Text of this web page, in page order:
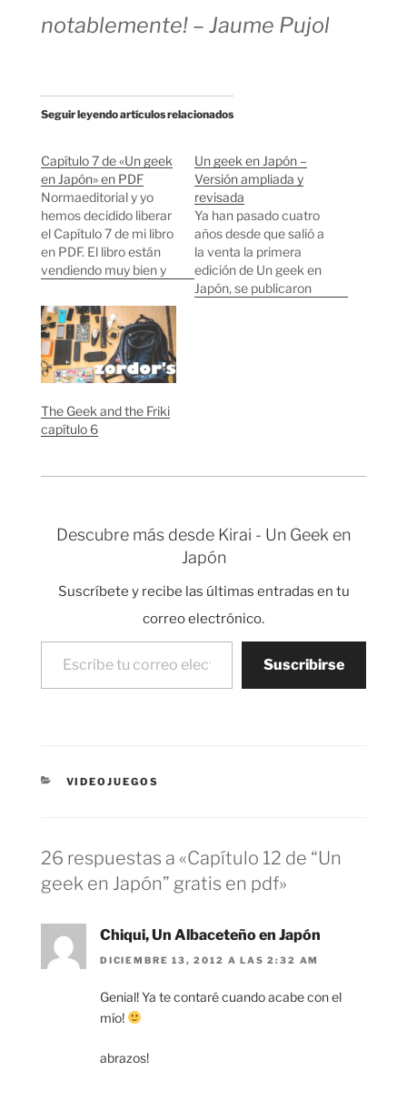
notablemente! – Jaume Pujol
Seguir leyendo artículos relacionados
Capítulo 7 de «Un geek
en Japón» en PDF
Normaeditorial y yo
hemos decidido liberar
el Capítulo 7 de mi libro
en PDF. El libro están
vendiendo muy bien y
encontrarlo en tiendas,
la primera edición está
prácticamente
agotada y ya estamos
trabajando en la
comprar el libro online
desde aquí, desde la
Un geek en Japón –
Versión ampliada y
revisada
Ya han pasado cuatro
años desde que salió a
la venta la primera
edición de Un geek en
Japón, se publicaron
The Geek and the Friki
capítulo 6
Descubre más desde Kirai - Un Geek en
Japón
Suscríbete y recibe las últimas entradas en tu
correo electrónico.
Escribe tu correo electrónico…
Suscribirse
CATEGORÍAS
VIDEOJUEGOS
26 respuestas a «Capítulo 12 de “Un
geek en Japón” gratis en pdf»
Chiqui, Un Albaceteño en Japón
DICIEMBRE 13, 2012 A LAS 2:32 AM
Genial! Ya te contaré cuando acabe con el
mío!
abrazos!